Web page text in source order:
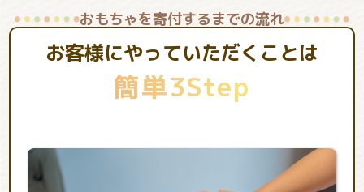
おもちゃを寄付するまでの流れ
お客様にやっていただくことは
簡単3Step